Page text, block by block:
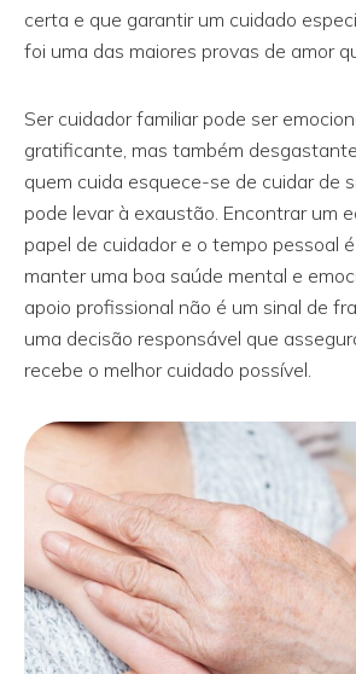
certa e que garantir um cuidado
foi uma das maiores provas de amor
Ser cuidador familiar pode ser
gratificante, mas também
quem cuida esquece-se de cuidar de
pode levar à exaustão. Encontrar um
papel de cuidador e o tempo pessoal
manter uma boa saúde mental e
apoio profissional não é um sinal de
uma decisão responsável que
recebe o melhor cuidado possível.